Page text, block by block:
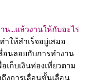
น…แล้วงานให้กับอะไร
ให้สำเร็จอยู่เสมอ
อนลอยกับการทำงาน
เก็บเงินท่องเที่ยวตาม